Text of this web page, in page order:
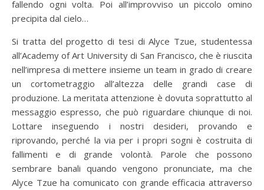
fallendo ogni volta. Poi all’improvviso un piccolo omino
precipita dal cielo…
Si tratta del progetto di tesi di Alyce Tzue, studentessa
all’Academy of Art University di San Francisco, che è riuscita
nell’impresa di mettere insieme un team in grado di creare
un cortometraggio all’altezza delle grandi case di
produzione. La meritata attenzione è dovuta soprattutto al
messaggio espresso, che può riguardare chiunque di noi.
Lottare inseguendo i nostri desideri, provando e
riprovando, perché la via per i propri sogni è costruita di
fallimenti e di grande volontà. Parole che possono
sembrare banali quando vengono pronunciate, ma che
Alyce Tzue ha comunicato con grande efficacia attraverso